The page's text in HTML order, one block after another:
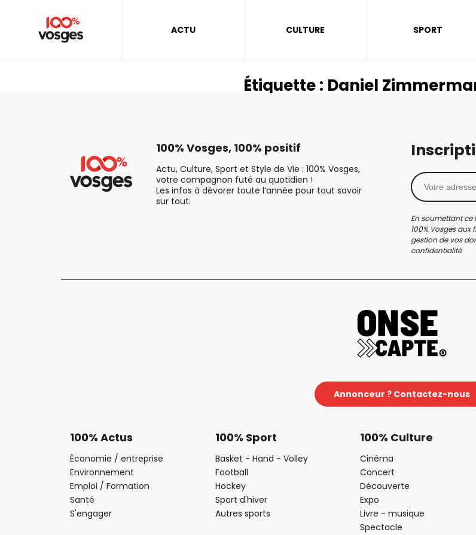
ACTU CULTURE SPORT
Étiquette : Daniel
100% Vosges, 100% positif
Actu, Culture, Sport et Style de Vie : 100% Vosges,
votre compagnon futé au quotidien !
Les infos à dévorer toute l’année pour tout savoir
sur tout.
En soumettant ce
100% Vosges
gestion de vos
confidentialité
Annonceur ? Contactez-nous
100% Actus
Économie / entreprise
Environnement
Emploi / Formation
Santé
S'engager
100% Sport
Basket - Hand - Volley
Football
Hockey
Sport d'hiver
Autres sports
100% Culture
Cinéma
Concert
Découverte
Expo
Livre - musique
Spectacle